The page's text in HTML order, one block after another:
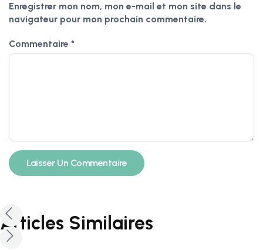
Enregistrer mon nom, mon e-mail et mon site dans le
navigateur pour mon prochain commentaire.
Commentaire *
Articles Similaires